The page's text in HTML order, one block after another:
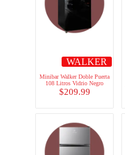
WALKER
Minibar Walker Doble Puerta
108 Litros Vidrio Negro
$209.99